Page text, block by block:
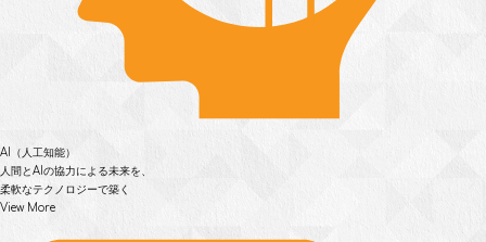
AI（人工知能）
人間とAIの協力による未来を、
柔軟なテクノロジーで築く
View More